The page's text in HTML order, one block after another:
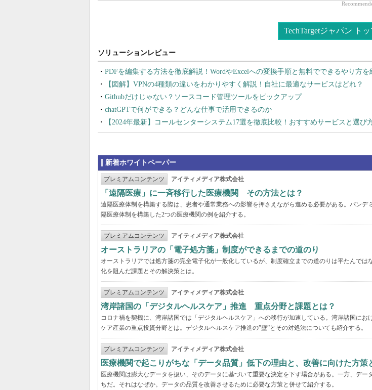
TechTargetジャパン ト
PDFを編集する方法を徹底解説！WordやExcelへの変換手順と無料でできるやり方を
【図解】VPNの4種類の違いをわかりやすく解説！自社に最適なサービスはどれ？
Githubだけじゃない？ソースコード管理ツールをピックアップ
chatGPTで何ができる？どんな仕事で活用できるのか
【2024年最新】コールセンターシステム17選を徹底比較！おすすめサービスと選び
新着ホワイトペーパー
プレミアムコンテンツ アイティメディア株式会社
「遠隔医療」に一斉移行した医療機関 その方法とは？
遠隔医療体制を構築する際は、患者や通常業務への影響を押さえながら進める必要がある。パンデ
隔医療体制を構築した2つの医療機関の例を紹介する。
プレミアムコンテンツ アイティメディア株式会社
オーストラリアの「電子処方箋」制度ができるまでの道のり
オーストラリアでは処方箋の完全電子化が一般化しているが、制度確立までの道のりは平たんでは
化を阻んだ課題とその解決策とは。
プレミアムコンテンツ アイティメディア株式会社
湾岸諸国の「デジタルヘルスケア」推進 重点分野と課題とは？
コロナ禍を契機に、湾岸諸国では「デジタルヘルスケア」への移行が加速している。湾岸諸国にお
ケア産業の重点投資分野とは。デジタルヘルスケア推進の”壁”とその対処法についても紹介する。
プレミアムコンテンツ アイティメディア株式会社
医療機関で起こりがちな「データ品質」低下の理由と、改善に向けた方策
医療機関は膨大なデータを扱い、そのデータに基づいて重要な決定を下す場合がある。一方、デー
ちだ。それはなぜか。データの品質を改善させるために必要な方策と併せて紹介する。